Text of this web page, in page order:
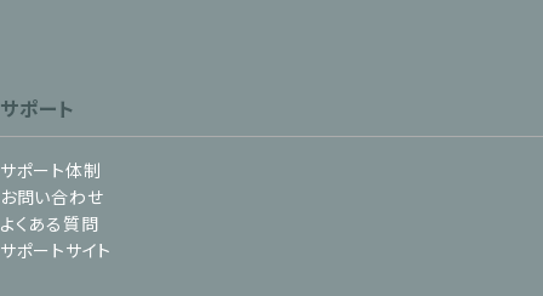
サポート
サポート体制
お問い合わせ
よくある質問
サポートサイト